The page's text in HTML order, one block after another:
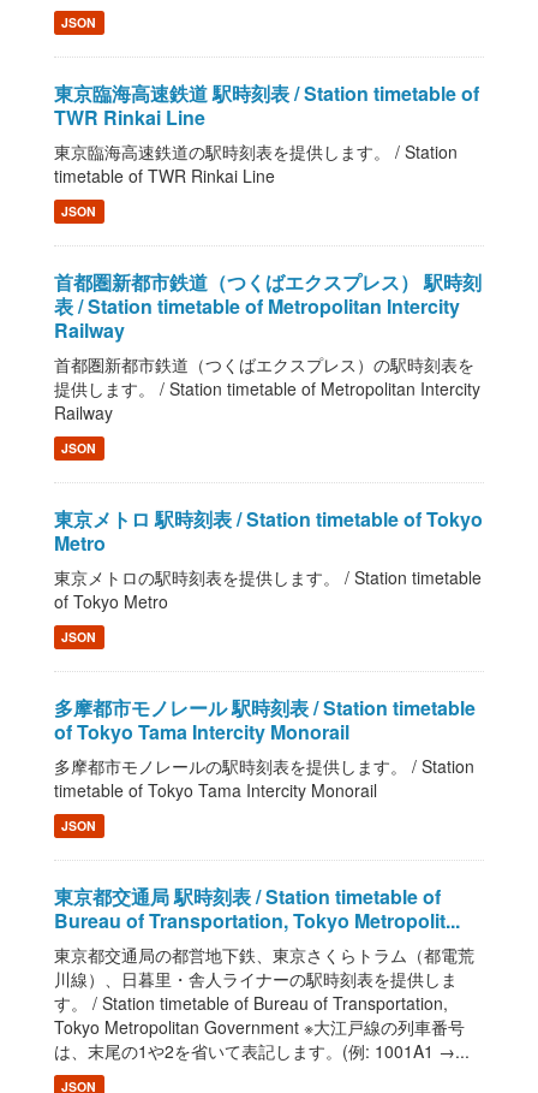
JSON
東京臨海高速鉄道 駅時刻表 / Station timetable of
TWR Rinkai Line
東京臨海高速鉄道の駅時刻表を提供します。 / Station
timetable of TWR Rinkai Line
JSON
首都圏新都市鉄道（つくばエクスプレス） 駅時刻
表 / Station timetable of Metropolitan Intercity
Railway
首都圏新都市鉄道（つくばエクスプレス）の駅時刻表を
提供します。 / Station timetable of Metropolitan Intercity
Railway
JSON
東京メトロ 駅時刻表 / Station timetable of Tokyo
Metro
東京メトロの駅時刻表を提供します。 / Station timetable
of Tokyo Metro
JSON
多摩都市モノレール 駅時刻表 / Station timetable
of Tokyo Tama Intercity Monorail
多摩都市モノレールの駅時刻表を提供します。 / Station
timetable of Tokyo Tama Intercity Monorail
JSON
東京都交通局 駅時刻表 / Station timetable of
Bureau of Transportation, Tokyo Metropolit...
東京都交通局の都営地下鉄、東京さくらトラム（都電荒
川線）、日暮里・舎人ライナーの駅時刻表を提供しま
す。 / Station timetable of Bureau of Transportation,
Tokyo Metropolitan Government ※大江戸線の列車番号
は、末尾の1や2を省いて表記します。(例: 1001A1 →...
JSON